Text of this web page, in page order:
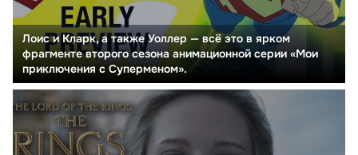
Лоис и Кларк, а также Уоллер — всё это в ярком
фрагменте второго сезона анимационной серии «Мои
приключения с Суперменом».